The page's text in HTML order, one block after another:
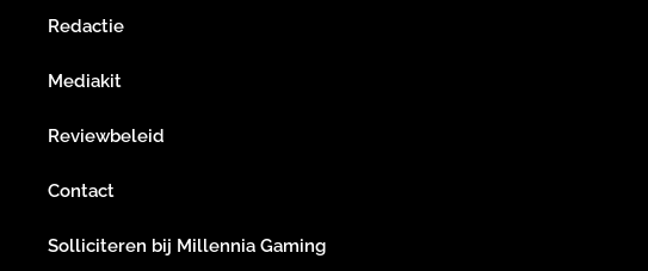
Redactie
Mediakit
Reviewbeleid
Contact
Solliciteren bij Millennia Gaming